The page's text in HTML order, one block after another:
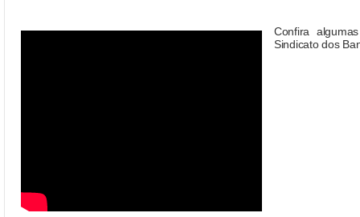
Confira
Sindicato dos